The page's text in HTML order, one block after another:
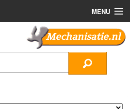
MENU
Mechanisatie.nl